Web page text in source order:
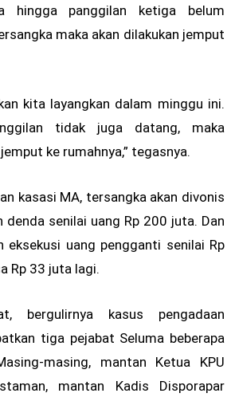
hingga panggilan ketiga belum
maka akan dilakukan jemput
kita layangkan dalam minggu ini.
tidak juga datang, maka
ke rumahnya,” tegasnya.
kasasi MA, tersangka akan divonis
denda senilai uang Rp 200 juta. Dan
eksekusi uang pengganti senilai Rp
Rp 33 juta lagi.
bergulirnya kasus pengadaan
tiga pejabat Seluma beberapa
masing, mantan Ketua KPU
mantan Kadis Disporapar